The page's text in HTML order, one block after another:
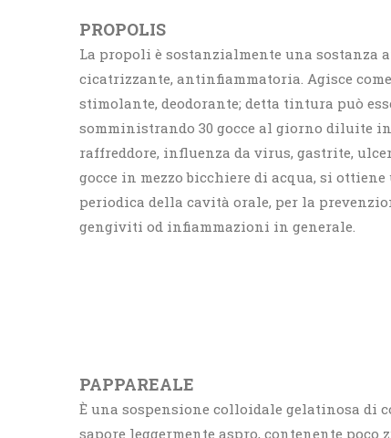
PROPOLIS
La propoli è sostanzialmente una sostanza
cicatrizzante, antinfiammatoria. Agisce
stimolante, deodorante; detta tintura può
somministrando 30 gocce al giorno diluite
raffreddore, influenza da virus, gastrite,
gocce in mezzo bicchiere di acqua, si
periodica della cavità orale, per la
gengiviti od infiammazioni in generale.
PAPPAREALE
È una sospensione colloidale gelatinosa di
sapore leggermente aspro, contenente poco